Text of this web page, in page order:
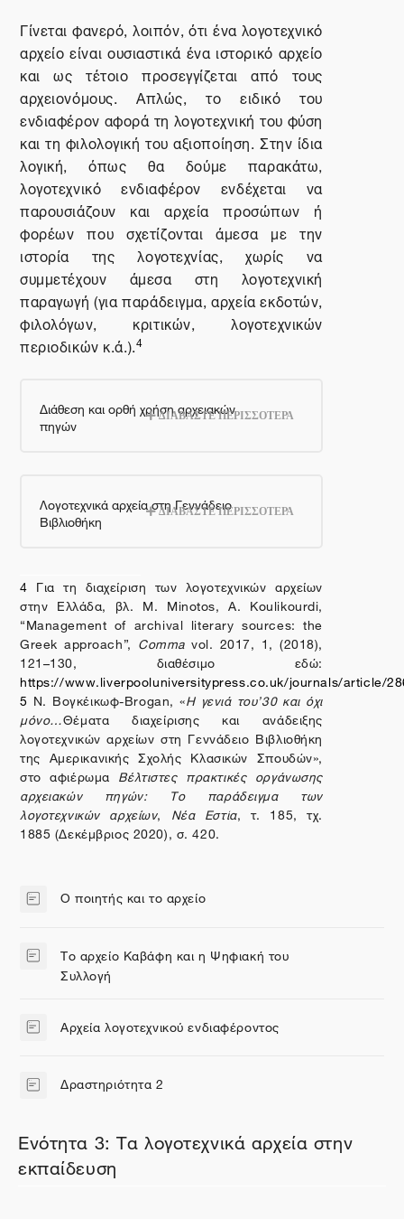
Γίνεται φανερό, λοιπόν, ότι ένα λογοτεχνικό
αρχείο είναι ουσιαστικά ένα ιστορικό αρχείο
και ως τέτοιο προσεγγίζεται από τους
αρχειονόμους. Απλώς, το ειδικό του
ενδιαφέρον αφορά τη λογοτεχνική του φύση
και τη φιλολογική του αξιοποίηση. Στην ίδια
λογική, όπως θα δούμε παρακάτω,
λογοτεχνικό ενδιαφέρον ενδέχεται να
παρουσιάζουν και αρχεία προσώπων ή
φορέων που σχετίζονται άμεσα με την
ιστορία της λογοτεχνίας, χωρίς να
συμμετέχουν άμεσα στη λογοτεχνική
παραγωγή (για παράδειγμα, αρχεία εκδοτών,
φιλολόγων, κριτικών, λογοτεχνικών
περιοδικών κ.ά.).4
Διάθεση και ορθή χρήση αρχειακών
πηγών ΔΙΑΒΑΣΤΕ ΠΕΡΙΣΣΟΤΕΡΑ
Λογοτεχνικά αρχεία στη Γεννάδειο
Βιβλιοθήκη ΔΙΑΒΑΣΤΕ ΠΕΡΙΣΣΟΤΕΡΑ
4 Για τη διαχείριση των λογοτεχνικών αρχείων
στην Ελλάδα, βλ. M. Minotos, A. Koulikourdi,
“Management of archival literary sources: the
Greek approach”, Commavol. 2017, 1, (2018),
121–130, διαθέσιμο εδώ:
https://www.liverpooluniversitypress.co.uk/journals/article/
5 Ν. Βογκέικωφ-Brogan, «Η γενιά του’30 και όχι
μόνο…Θέματα διαχείρισης και ανάδειξης
λογοτεχνικών αρχείων στη Γεννάδειο Βιβλιοθήκη
της Αμερικανικής Σχολής Κλασικών Σπουδών»,
στο αφιέρωμα Βέλτιστες πρακτικές οργάνωσης
αρχειακών πηγών: Το παράδειγμα των
λογοτεχνικών αρχείων, Νέα Εστία, τ. 185, τχ.
1885 (Δεκέμβριος 2020), σ. 420.
Ο ποιητής και το αρχείο
Σελίδα
Το αρχείο Καβάφη και η Ψηφιακή του
Συλλογή
Σελίδα
Αρχεία λογοτεχνικού ενδιαφέροντος
Σελίδα
Δραστηριότητα 2
Σελίδα
Ενότητα 3: Τα λογοτεχνικά αρχεία στην
εκπαίδευση